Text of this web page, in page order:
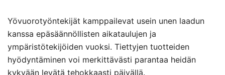
Yövuorotyöntekijät kamppailevat usein unen laadun
kanssa epäsäännöllisten aikataulujen ja
ympäristötekijöiden vuoksi. Tiettyjen tuotteiden
hyödyntäminen voi merkittävästi parantaa heidän
kykyään levätä tehokkaasti päivällä.